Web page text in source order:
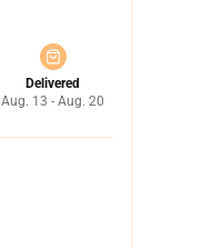
Delivered
Aug. 13 - Aug. 20